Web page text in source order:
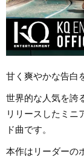
甘く爽やかな告白
世界的な人気を誇
リリースしたミニ
ド曲です。
本作はリーダーの